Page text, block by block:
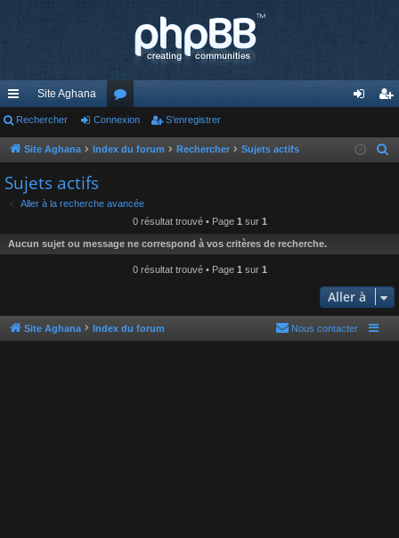
cc
ès
ra
pi
Site Aghana
or
u
s
ne nr
r
Rechercher Connexion S’enregistrer
Site Aghana Index du forum Rechercher Sujets actifs
h
e
Sujets actifs
Aller à la recherche avancée
0 résultat trouvé • Page 1 sur 1
Aucun sujet ou message ne correspond à vos critères de recherche.
0 résultat trouvé • Page 1 sur 1
Aller à
Site Aghana Index du forum Nous contacter